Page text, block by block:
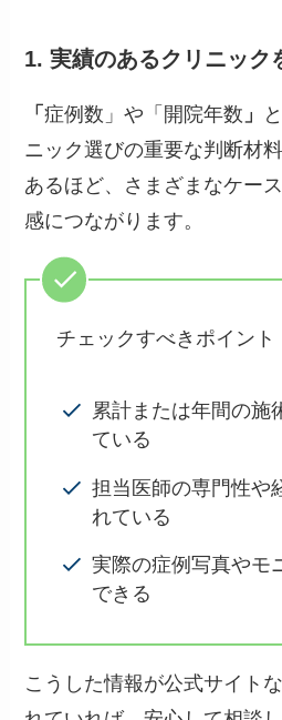
1. 実績のあるクリニック
「症例数」や「開院年数 」
ニック選びの重要な判断材
あるほど、さまざまなケー
感につながります。
チェックすべきポイント
累計または年間の施
ている
担当医師の専門性や
れている
実際の症例写真やモ
できる
こうした情報が公式サイト